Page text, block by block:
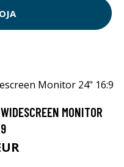
MONITOR